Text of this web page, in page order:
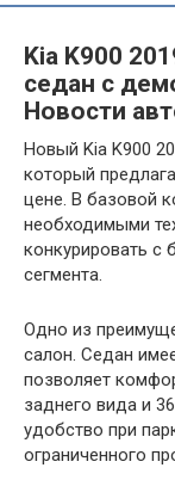
Kia K900
седан с
Новости
Новый Kia K900
который
цене. В базовой
необходимыми
конкурировать с
сегмента.
Одно из
салон. Седан
позволяет
заднего вида и
удобство при
ограниченного